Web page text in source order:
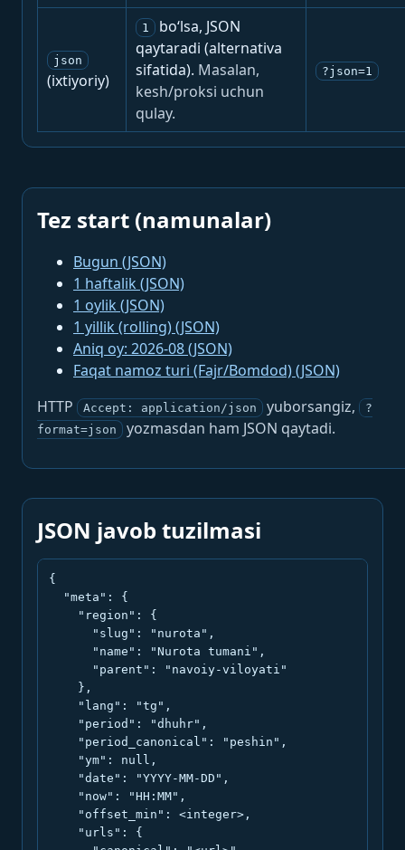
json
(ixtiyoriy)
1
bo‘lsa, JSON
qaytaradi (alternativa
sifatida). Masalan,
kesh/proksi uchun
qulay.
?json=1
Tez start (namunalar)
Bugun (JSON)
1 haftalik (JSON)
1 oylik (JSON)
1 yillik (rolling) (JSON)
Aniq oy: 2026-08 (JSON)
Faqat namoz turi (Fajr/Bomdod) (JSON)
HTTP
Accept: application/json yuborsangiz,
?
format=json
yozmasdan ham JSON qaytadi.
JSON javob tuzilmasi
{
  "meta": {
    "region": {
      "slug": "nurota",
      "name": "Nurota tumani",
      "parent": "navoiy-viloyati"
    },
    "lang": "tg",
    "period": "dhuhr",
    "period_canonical": "peshin",
    "ym": null,
    "date": "YYYY-MM-DD",
    "now": "HH:MM",
    "offset_min": <integer>,
    "urls": {